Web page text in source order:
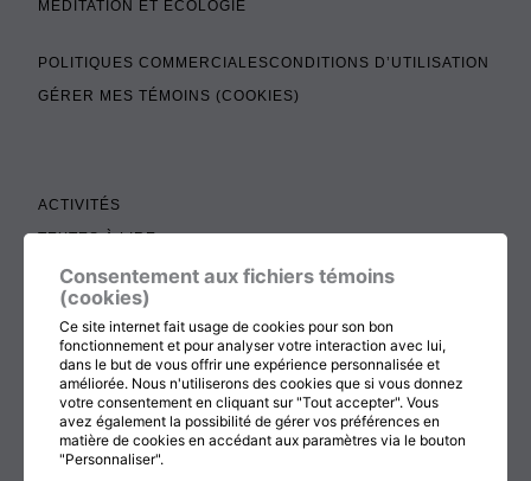
MÉDITATION ET ÉCOLOGIE
POLITIQUES COMMERCIALESCONDITIONS D’UTILISATION
GÉRER MES TÉMOINS (COOKIES)
ACTIVITÉS
TEXTES À LIRE
ADMINISTRATION
BOUTIQUE
COTISATION, RENOUVELLEMENT ET ÉCHOS
DON
CONTACTEZ-NOUS
Consentement aux fichiers témoins
(cookies)
Ce site internet fait usage de cookies pour son bon
fonctionnement et pour analyser votre interaction avec lui,
dans le but de vous offrir une expérience personnalisée et
améliorée. Nous n'utiliserons des cookies que si vous donnez
votre consentement en cliquant sur "Tout accepter". Vous
avez également la possibilité de gérer vos préférences en
matière de cookies en accédant aux paramètres via le bouton
"Personnaliser".